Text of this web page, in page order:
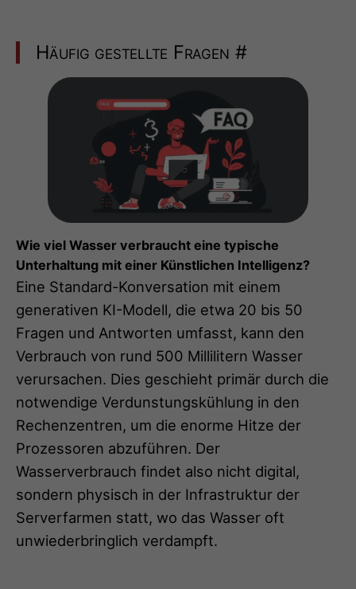
Häufig gestellte Fragen #
Wie viel Wasser verbraucht eine typische
Unterhaltung mit einer Künstlichen Intelligenz?
Eine Standard-Konversation mit einem
generativen KI-Modell, die etwa 20 bis 50
Fragen und Antworten umfasst, kann den
Verbrauch von rund 500 Millilitern Wasser
verursachen. Dies geschieht primär durch die
notwendige Verdunstungskühlung in den
Rechenzentren, um die enorme Hitze der
Prozessoren abzuführen. Der
Wasserverbrauch findet also nicht digital,
sondern physisch in der Infrastruktur der
Serverfarmen statt, wo das Wasser oft
unwiederbringlich verdampft.